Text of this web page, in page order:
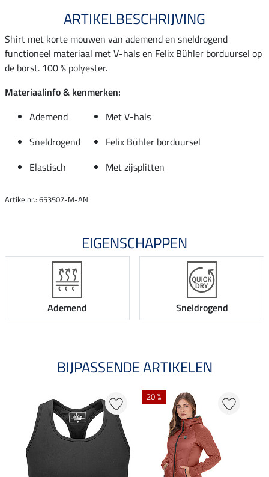
ARTIKELBESCHRIJVING
Shirt met korte mouwen van ademend en sneldrogend
functioneel materiaal met V-hals en Felix Bühler borduursel op
de borst. 100 % polyester.
Materiaalinfo & kenmerken:
Ademend
Met V-hals
Sneldrogend
Felix Bühler borduursel
Elastisch
Met zijsplitten
Artikelnr.: 653507-M-AN
EIGENSCHAPPEN
Ademend Sneldrogend
BIJPASSENDE ARTIKELEN
20 %